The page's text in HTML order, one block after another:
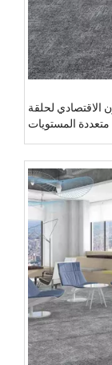
الاقتصادي لحلقة
متعددة المستويات